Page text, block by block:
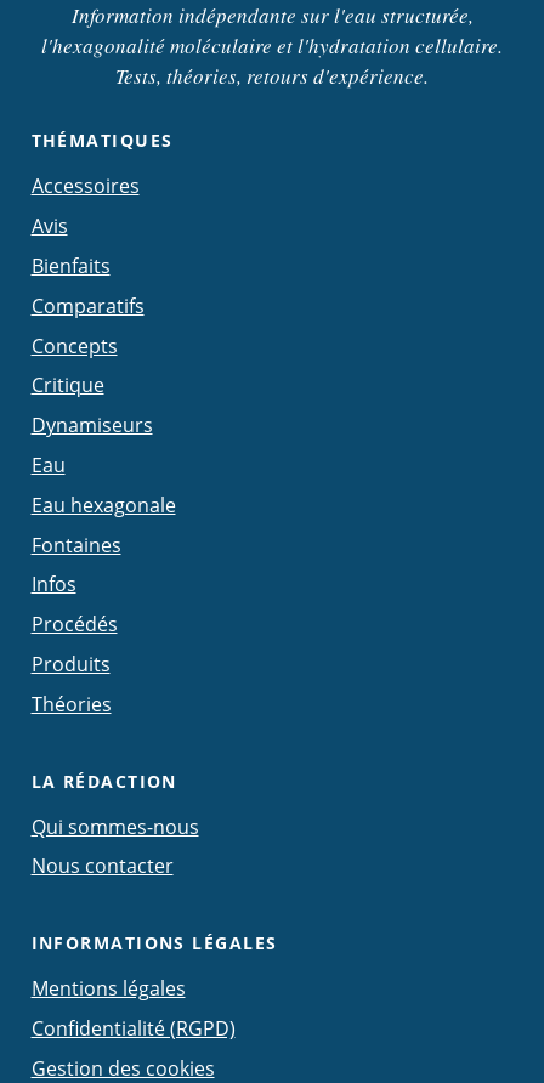
Information indépendante sur l'eau structurée,
l'hexagonalité moléculaire et l'hydratation cellulaire.
Tests, théories, retours d'expérience.
THÉMATIQUES
Accessoires
Avis
Bienfaits
Comparatifs
Concepts
Critique
Dynamiseurs
Eau
Eau hexagonale
Fontaines
Infos
Procédés
Produits
Théories
LA RÉDACTION
Qui sommes-nous
Nous contacter
INFORMATIONS LÉGALES
Mentions légales
Confidentialité (RGPD)
Gestion des cookies